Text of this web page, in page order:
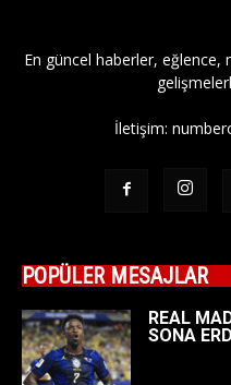
En güncel haberler, eğlence,
İletişim:
POPÜLER MESAJLAR
REAL
SONA